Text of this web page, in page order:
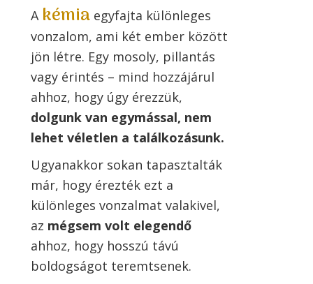
A kémia egyfajta különleges
vonzalom, ami két ember között
jön létre. Egy mosoly, pillantás
vagy érintés – mind hozzájárul
ahhoz, hogy úgy érezzük,
dolgunk van egymással, nem
lehet véletlen a találkozásunk.
Ugyanakkor sokan tapasztalták
már, hogy érezték ezt a
különleges vonzalmat valakivel,
az mégsem volt elegendő
ahhoz, hogy hosszú távú
boldogságot teremtsenek.